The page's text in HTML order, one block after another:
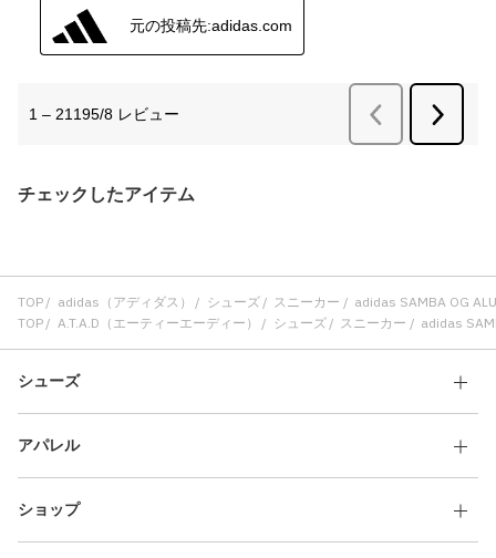
チェックしたアイテム
TOP adidas（アディダス） シューズ スニーカー
adidas SAMBA OG
TOP
A.T.A.D（エーティーエーディー） シューズ スニーカー adidas
シューズ
アパレル
ショップ